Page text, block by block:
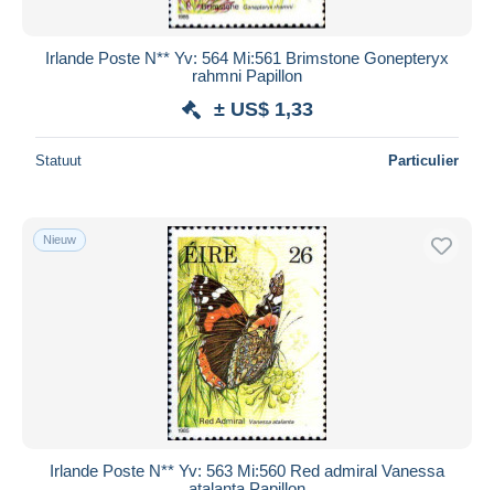
Irlande Poste N** Yv: 564 Mi:561 Brimstone Gonepteryx
rahmni Papillon
± US$ 1,33
Statuut Particulier
Nieuw
Irlande Poste N** Yv: 563 Mi:560 Red admiral Vanessa